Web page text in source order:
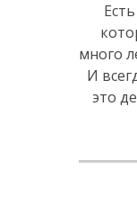
много
И
это